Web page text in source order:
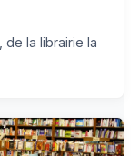
de la librairie la